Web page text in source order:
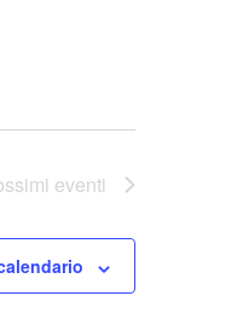
eventi